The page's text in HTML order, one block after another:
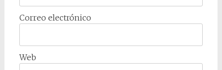
Correo electrónico
Web